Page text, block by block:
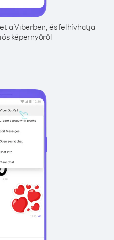
a Viberben, és felhívhatja
képernyőről